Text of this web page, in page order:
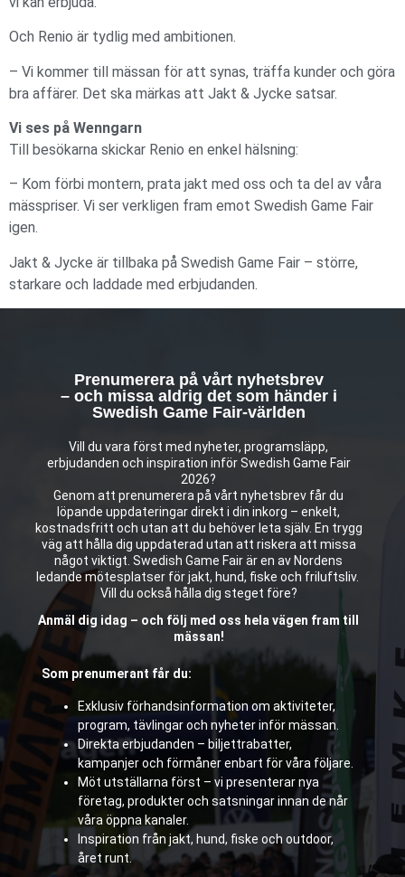
Och Renio är tydlig med ambitionen.
– Vi kommer till mässan för att synas, träffa kunder och göra
bra affärer. Det ska märkas att Jakt & Jycke satsar.
Vi ses på Wenngarn
Till besökarna skickar Renio en enkel hälsning:
– Kom förbi montern, prata jakt med oss och ta del av våra
mässpriser. Vi ser verkligen fram emot Swedish Game Fair
igen.
Jakt & Jycke är tillbaka på Swedish Game Fair – större,
starkare och laddade med erbjudanden.
Prenumerera på vårt nyhetsbrev
– och missa aldrig det som händer i
Swedish Game Fair-världen
Vill du vara först med nyheter, programsläpp,
erbjudanden och inspiration inför Swedish Game Fair
2026?
Genom att prenumerera på vårt nyhetsbrev får du
löpande uppdateringar direkt i din inkorg – enkelt,
kostnadsfritt och utan att du behöver leta själv. En trygg
väg att hålla dig uppdaterad utan att riskera att missa
något viktigt. Swedish Game Fair är en av Nordens
ledande mötesplatser för jakt, hund, fiske och friluftsliv.
Vill du också hålla dig steget före?
Anmäl dig idag – och följ med oss hela vägen fram till
mässan!
Som prenumerant får du:
Exklusiv förhandsinformation om aktiviteter,
program, tävlingar och nyheter inför mässan.
Direkta erbjudanden – biljettrabatter,
kampanjer och förmåner enbart för våra följare.
Möt utställarna först – vi presenterar nya
företag, produkter och satsningar innan de når
våra öppna kanaler.
Inspiration från jakt, hund, fiske och outdoor,
året runt.